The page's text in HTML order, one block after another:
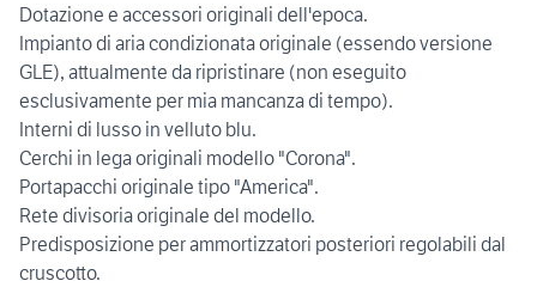
Dotazione e accessori originali dell'epoca.
Impianto di aria condizionata originale (essendo versione
GLE), attualmente da ripristinare (non eseguito
esclusivamente per mia mancanza di tempo).
Interni di lusso in velluto blu.
Cerchi in lega originali modello "Corona".
Portapacchi originale tipo "America".
Rete divisoria originale del modello.
Predisposizione per ammortizzatori posteriori regolabili dal
cruscotto.